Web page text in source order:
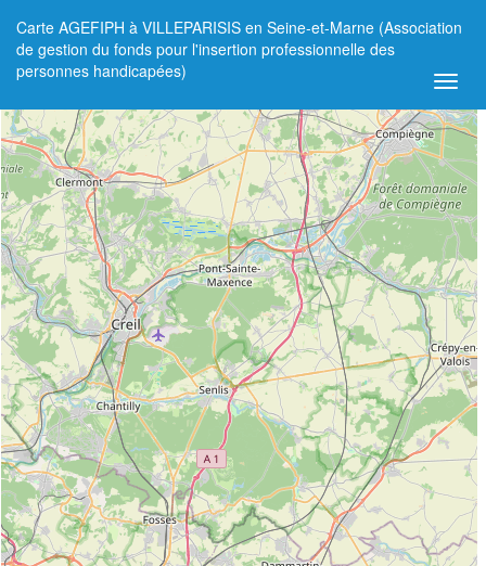
Carte AGEFIPH à VILLEPARISIS en Seine-et-Marne (Association
de gestion du fonds pour l'insertion professionnelle des
personnes handicapées)
+
−